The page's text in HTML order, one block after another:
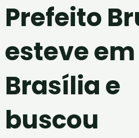
Prefeito
esteve em
Brasília e
buscou